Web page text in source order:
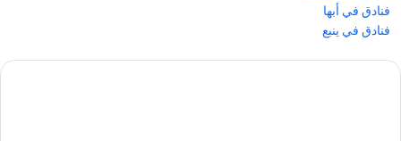
فنادق في أبها
فنادق في ينبع
مربع
المحادثة